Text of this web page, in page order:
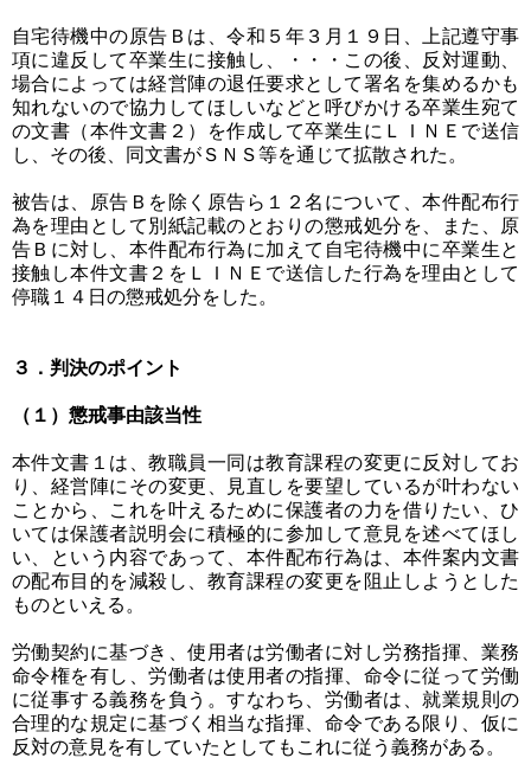
自宅待機中の原告Ｂは、令和５年３月１９日、上記遵守事
項に違反して卒業生に接触し、・・・この後、反対運動、
場合によっては経営陣の退任要求として署名を集めるかも
知れないので協力してほしいなどと呼びかける卒業生宛て
の文書（本件文書２）を作成して卒業生にＬＩＮＥで送信
し、その後、同文書がＳＮＳ等を通じて拡散された。
被告は、原告Ｂを除く原告ら１２名について、本件配布行
為を理由として別紙記載のとおりの懲戒処分を、また、原
告Ｂに対し、本件配布行為に加えて自宅待機中に卒業生と
接触し本件文書２をＬＩＮＥで送信した行為を理由として
停職１４日の懲戒処分をした。
３．判決のポイント
（１）懲戒事由該当性
本件文書１は、教職員一同は教育課程の変更に反対してお
り、経営陣にその変更、見直しを要望しているが叶わない
ことから、これを叶えるために保護者の力を借りたい、ひ
いては保護者説明会に積極的に参加して意見を述べてほし
い、という内容であって、本件配布行為は、本件案内文書
の配布目的を減殺し、教育課程の変更を阻止しようとした
ものといえる。
労働契約に基づき、使用者は労働者に対し労務指揮、業務
命令権を有し、労働者は使用者の指揮、命令に従って労働
に従事する義務を負う。すなわち、労働者は、就業規則の
合理的な規定に基づく相当な指揮、命令である限り、仮に
反対の意見を有していたとしてもこれに従う義務がある。